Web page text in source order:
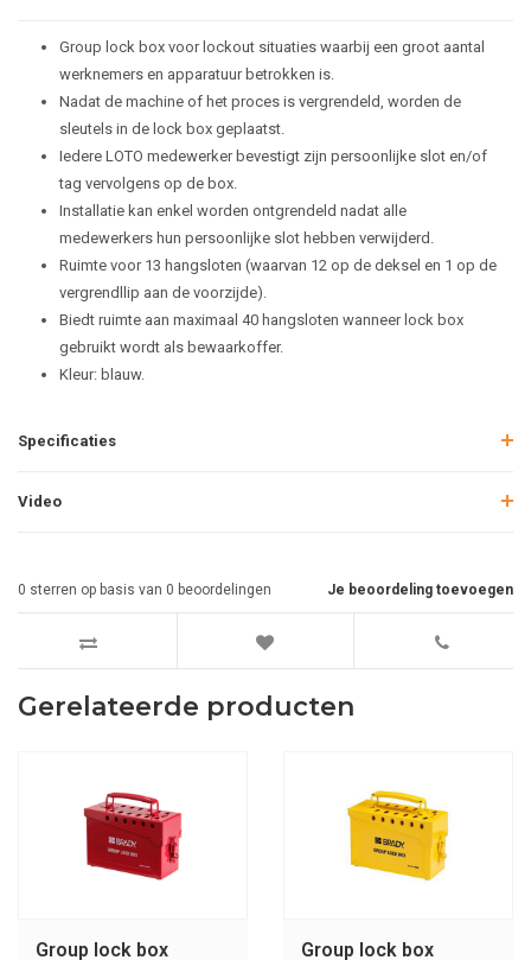
Group lock box voor lockout situaties waarbij een groot aantal
werknemers en apparatuur betrokken is.
Nadat de machine of het proces is vergrendeld, worden de
sleutels in de lock box geplaatst.
Iedere LOTO medewerker bevestigt zijn persoonlijke slot en/of
tag vervolgens op de box.
Installatie kan enkel worden ontgrendeld nadat alle
medewerkers hun persoonlijke slot hebben verwijderd.
Ruimte voor 13 hangsloten (waarvan 12 op de deksel en 1 op de
vergrendllip aan de voorzijde).
Biedt ruimte aan maximaal 40 hangsloten wanneer lock box
gebruikt wordt als bewaarkoffer.
Kleur: blauw.
Specificaties
Video
Je beoordeling toevoegen
0 sterren op basis van 0 beoordelingen
Gerelateerde producten
Group lock box
Group lock box